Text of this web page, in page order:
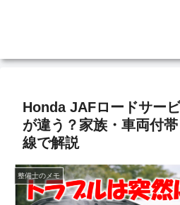
Honda JAFロードサー
が違う？家族・車両付
線で解説
整備士のメモ